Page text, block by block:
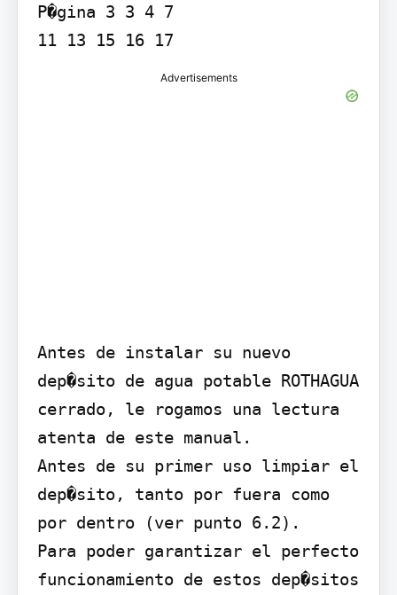
P�gina 3 3 4 7
11 13 15 16 17
Advertisements
Antes de instalar su nuevo
dep�sito de agua potable ROTHAGUA
cerrado, le rogamos una lectura
atenta de este manual.
Antes de su primer uso limpiar el
dep�sito, tanto por fuera como
por dentro (ver punto 6.2).
Para poder garantizar el perfecto
funcionamiento de estos dep�sitos